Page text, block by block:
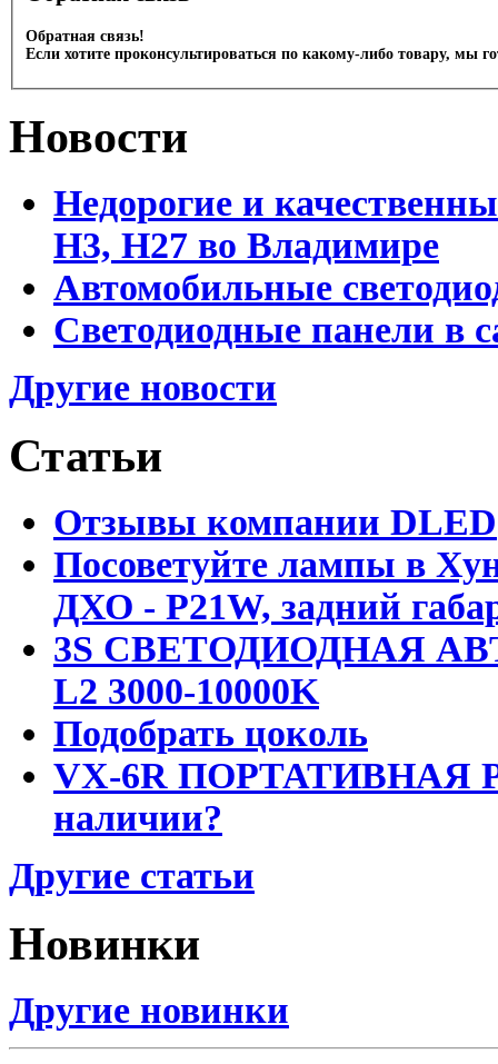
Обратная связь!
Если хотите проконсультироваться по какому-либо товару, мы
Новости
Недорогие и
Н3, Н27 во Владимире
Автомобильные
Светодиодные панели в
Другие новости
Статьи
Отзывы компании DLED
Посоветуйте лампы в
ДХО - P21W, задний
3S СВЕТОДИОДНАЯ
L2 3000-10000K
Подобрать цоколь
VX-6R ПОРТАТИВНАЯ
наличии?
Другие статьи
Новинки
Другие новинки